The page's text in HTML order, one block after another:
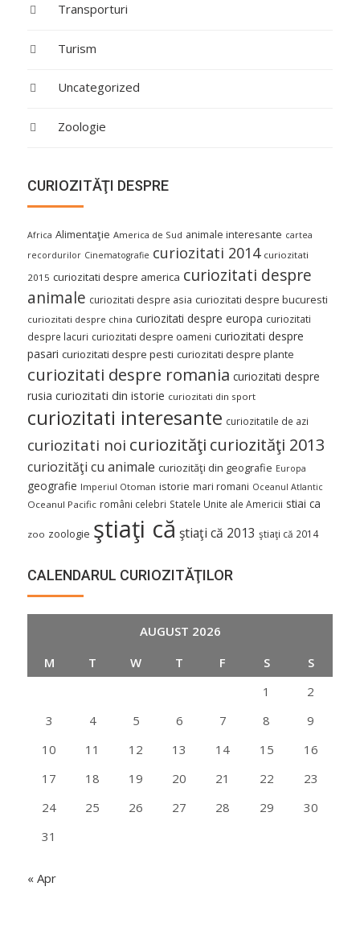
Transporturi
Turism
Uncategorized
Zoologie
CURIOZITĂŢI DESPRE
Africa Alimentaţie America de Sud animale interesante cartea
recordurilor Cinematografie curiozitati 2014 curiozitati
2015 curiozitati despre america curiozitati despre
animale curiozitati despre asia curiozitati despre bucuresti
curiozitati despre china curiozitati despre europa curiozitati
despre lacuri curiozitati despre oameni curiozitati despre
pasari curiozitati despre pesti curiozitati despre plante
curiozitati despre romania curiozitati despre
rusia curiozitati din istorie curiozitati din sport
curiozitati interesante curiozitatile de azi
curiozitati noi curiozităţi curiozităţi 2013
curiozităţi cu animale curiozităţi din geografie Europa
geografie Imperiul Otoman istorie mari romani Oceanul Atlantic
Oceanul Pacific români celebri Statele Unite ale Americii stiai ca
zoo zoologie ştiaţi că ştiaţi că 2013 ştiaţi că 2014
CALENDARUL CURIOZITĂŢILOR
AUGUST 2026
M
T W T F S
S
1
2
3
4 5 6 7 8
9
10
11 12 13 14 15
16
17
18 19 20 21 22
23
24
25 26 27 28 29
30
31
« Apr